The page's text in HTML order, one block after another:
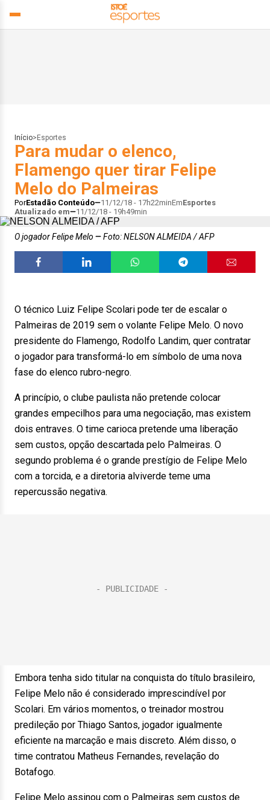
Início> Esportes
Para mudar o elenco,
Flamengo quer tirar Felipe
Melo do Palmeiras
PorEstadão Conteúdo 11/12/18 - 17h22minEmEsportes
Atualizado em
11/12/18 - 19h49min
O jogador Felipe Melo Foto: NELSON ALMEIDA / AFP
O técnico Luiz Felipe Scolari pode ter de escalar o
Palmeiras de 2019 sem o volante Felipe Melo. O novo
presidente do Flamengo, Rodolfo Landim, quer contratar
o jogador para transformá-lo em símbolo de uma nova
fase do elenco rubro-negro.
A princípio, o clube paulista não pretende colocar
grandes empecilhos para uma negociação, mas existem
dois entraves. O time carioca pretende uma liberação
sem custos, opção descartada pelo Palmeiras. O
segundo problema é o grande prestígio de Felipe Melo
com a torcida, e a diretoria alviverde teme uma
repercussão negativa.
Embora tenha sido titular na conquista do título brasileiro,
Felipe Melo não é considerado imprescindível por
Scolari. Em vários momentos, o treinador mostrou
predileção por Thiago Santos, jogador igualmente
eficiente na marcação e mais discreto. Além disso, o
time contratou Matheus Fernandes, revelação do
Botafogo.
Felipe Melo assinou com o Palmeiras sem custos de